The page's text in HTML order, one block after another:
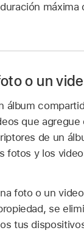
máxima
o un
álbum
que agregue
de un
fotos y los
foto o un
se
tus